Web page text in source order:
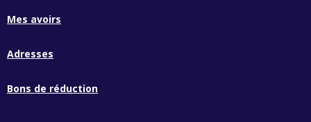
Mes avoirs
Adresses
Bons de réduction